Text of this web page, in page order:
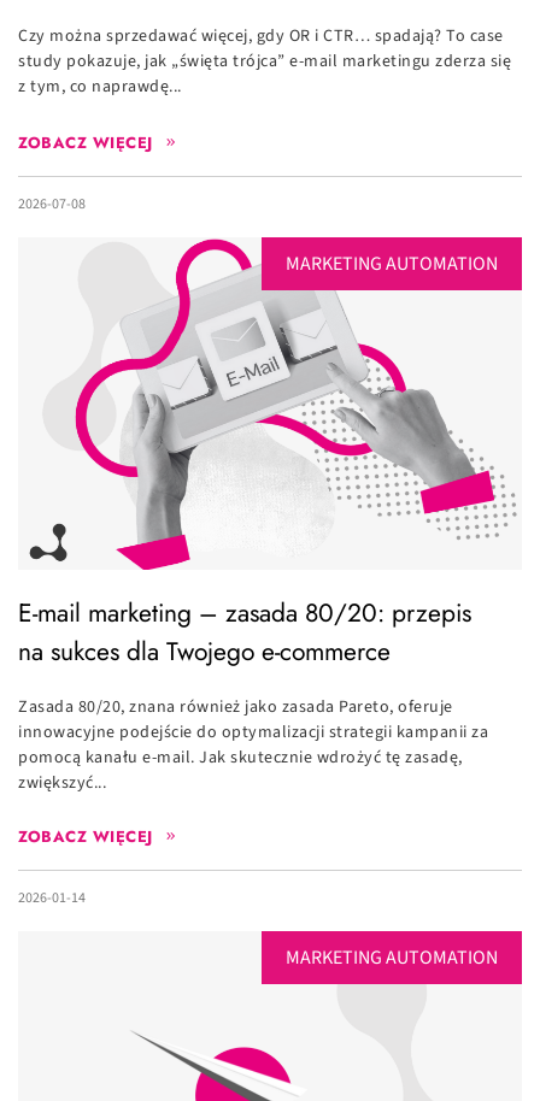
Czy można sprzedawać więcej, gdy OR i CTR… spadają? To case
study pokazuje, jak „święta trójca” e-mail marketingu zderza się
z tym, co naprawdę...
ZOBACZ WIĘCEJ
2026-07-08
MARKETING AUTOMATION
E-mail marketing – zasada 80/20: przepis
na sukces dla Twojego e-commerce
Zasada 80/20, znana również jako zasada Pareto, oferuje
innowacyjne podejście do optymalizacji strategii kampanii za
pomocą kanału e-mail. Jak skutecznie wdrożyć tę zasadę,
zwiększyć...
ZOBACZ WIĘCEJ
2026-01-14
MARKETING AUTOMATION